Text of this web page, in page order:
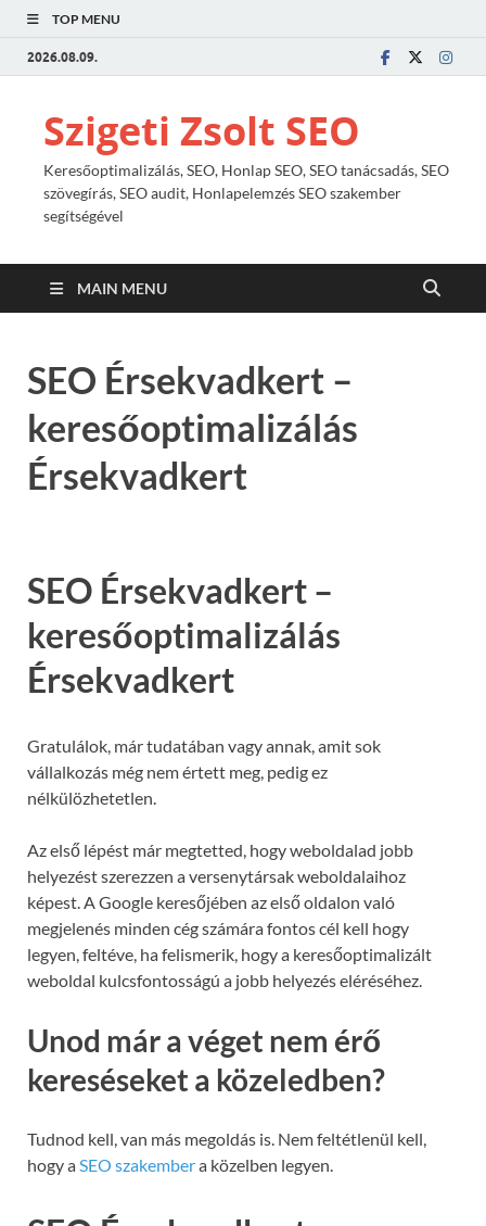
TOP MENU
2026.08.09.
Szigeti Zsolt SEO
Keresőoptimalizálás, SEO, Honlap SEO, SEO tanácsadás, SEO
szövegírás, SEO audit, Honlapelemzés SEO szakember
segítségével
MAIN MENU
SEO Érsekvadkert –
keresőoptimalizálás
Érsekvadkert
SEO Érsekvadkert –
keresőoptimalizálás
Érsekvadkert
Gratulálok, már tudatában vagy annak, amit sok
vállalkozás még nem értett meg, pedig ez
nélkülözhetetlen.
Az első lépést már megtetted, hogy weboldalad jobb
helyezést szerezzen a versenytársak weboldalaihoz
képest. A Google keresőjében az első oldalon való
megjelenés minden cég számára fontos cél kell hogy
legyen, feltéve, ha felismerik, hogy a keresőoptimalizált
weboldal kulcsfontosságú a jobb helyezés eléréséhez.
Unod már a véget nem érő
kereséseket a közeledben?
Tudnod kell, van más megoldás is. Nem feltétlenül kell,
hogy aSEO szakembera közelben legyen.